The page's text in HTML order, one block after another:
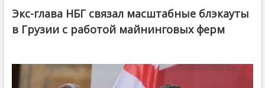
Экс-глава НБГ связал масштабные блэкауты
в Грузии с работой майнинговых ферм